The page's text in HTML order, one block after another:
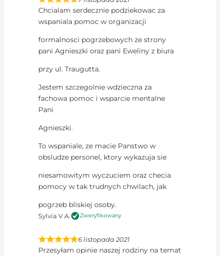
Chcialam serdecznie podziekowac za
wspaniala pomoc w organizacji
formalnosci pogrzebowych ze strony
pani Agnieszki oraz pani Eweliny z biura
przy ul. Traugutta.
Jestem szczegolnie wdzieczna za
fachowa pomoc i wsparcie mentalne
Pani
Agnieszki.
To wspaniale, ze macie Panstwo w
obsludze personel, ktory wykazuja sie
niesamowitym wyczuciem oraz checia
pomocy w tak trudnych chwilach, jak
pogrzeb bliskiej osoby.
Sylvia V A. Zweryfikowany
6 listopada 2021
Przesyłam opinie naszej rodziny na temat